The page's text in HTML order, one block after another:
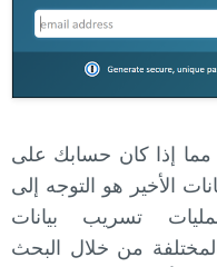
مما إذا كان حسابك على
الأخير هو التوجه إلى
تسريب بيانات
من خلال البحث